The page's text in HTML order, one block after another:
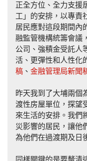
正全方位、全力支援
工」的安排，以專責
居民應對這段期間內
融監管機構統籌會議
公司、強積金受託人
活、更彈性和人性化
稿 、 金融管理局新聞
昨天我到了大埔兩個
渡性房屋單位，探望
來生活的安排。我們
災影響的居民，讓他
為他們在過渡期及日
同樣關鍵的是要釐清